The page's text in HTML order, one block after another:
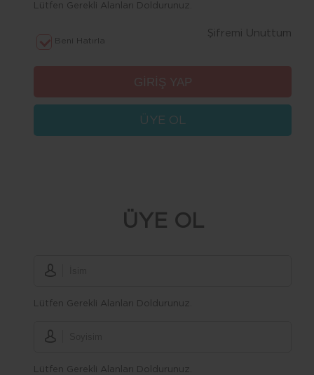
Lütfen Gerekli Alanları Doldurunuz.
Beni Hatırla
Şifremi Unuttum
ÜYE OL
ÜYE OL
Lütfen Gerekli Alanları Doldurunuz.
Lütfen Gerekli Alanları Doldurunuz.